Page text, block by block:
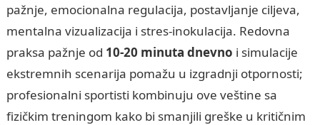
pažnje, emocionalna regulacija, postavljanje ciljeva,
mentalna vizualizacija i stres-inokulacija. Redovna
praksa pažnje od 10-20 minuta dnevno i simulacije
ekstremnih scenarija pomažu u izgradnji otpornosti;
profesionalni sportisti kombinuju ove veštine sa
fizičkim treningom kako bi smanjili greške u kritičnim